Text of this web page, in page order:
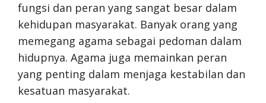
fungsi dan peran yang sangat besar dalam
kehidupan masyarakat. Banyak orang yang
memegang agama sebagai pedoman dalam
hidupnya. Agama juga memainkan peran
yang penting dalam menjaga kestabilan dan
kesatuan masyarakat.